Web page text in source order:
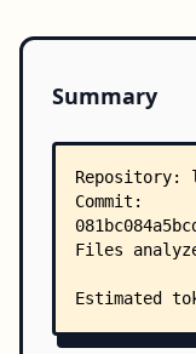
Summary